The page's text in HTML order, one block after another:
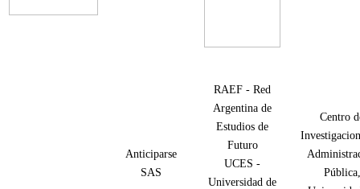
Anticiparse
SAS
RAEF - Red
Argentina de
Estudios de
Futuro
UCES -
Universidad de
Centro
Pública,